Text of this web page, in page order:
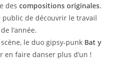
descompositions originales.
public de découvrir le travail
l’année.
le duo gipsy-punk Bat y
faire danser plus d’un !